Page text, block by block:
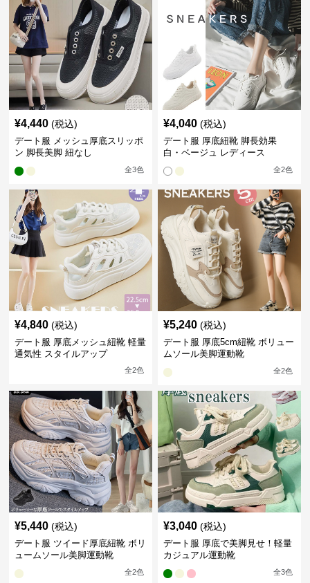
¥4,440 (税込)
デート服 メッシュ厚底スリッポ
ン 脚長美脚 紐なし
全3色
¥4,040 (税込)
デート服 厚底紐靴 脚長効果
白・ベージュ レディース
全2色
¥4,840 (税込)
デート服 厚底メッシュ紐靴 軽量
通気性 スタイルアップ
全2色
¥5,240 (税込)
デート服 厚底5cm紐靴 ボリュー
ムソール美脚運動靴
全2色
¥5,440 (税込)
デート服 ツイード厚底紐靴 ボリ
ュームソール美脚運動靴
全2色
¥3,040 (税込)
デート服 厚底で美脚見せ！軽量
カジュアル運動靴
全3色